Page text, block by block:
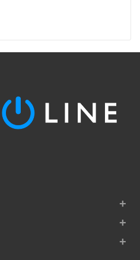
+
+
+